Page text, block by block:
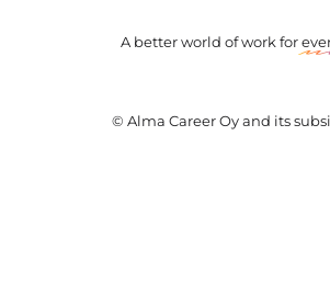
A better world of work for
© Alma Career Oy and its